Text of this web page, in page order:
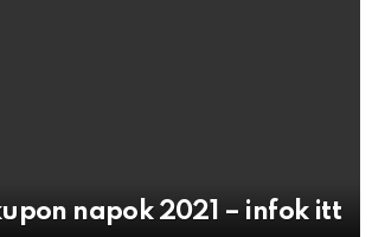
napok 2021 – infok itt